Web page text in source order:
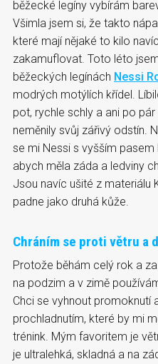
běžecké legíny vybírám
Všimla jsem si, že takto
které mají nějaké to kilo
zakamuflovat. Toto léto
běžeckých legínách Nessi
modrých motýlích křídel.
pot, rychle schly a ani po
neměnily svůj zářivý odstín.
se mi Nessi s vyšším
abych měla záda a ledviny
Jsou navíc ušité z materiálu
padne jako druhá kůže.
Chráním se proti větru a
Protože běhám celý rok a
na podzim a v zimě
Chci se vyhnout promoknutí
prochladnutím, které by mi
trénink. Mým favoritem je
je ultralehká, skladná a na